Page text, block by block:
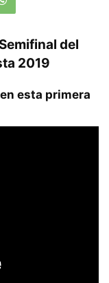
del
2019
esta primera